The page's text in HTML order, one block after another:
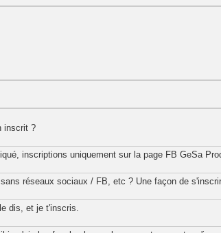
inscrit ?
inscriptions uniquement sur la page FB GeSa
réseaux sociaux / FB, etc ? Une façon de
dis, et je t'inscris.